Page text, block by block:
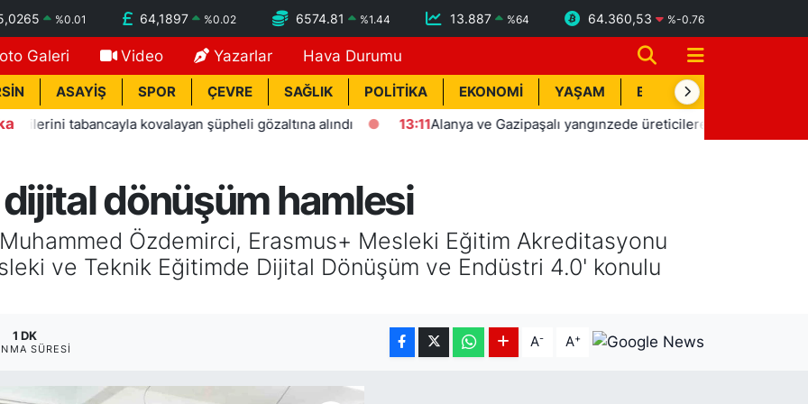
%0.01 64,1897 %0.02 6574.81 %1.44 13.887 %64 64.360,53 %-0.76
Galeri Video Yazarlar Hava Durumu
ASAYİŞ SPOR ÇEVRE SAĞLIK POLİTİKA EKONOMİ YAŞAM BİK İLAN
tabancayla kovalayan şüpheli gözaltına alındı 13:11 Alanya ve Gazipaşalı yangınzede üreticilere sera naylonu desteği
dönüşüm hamlesi
Özdemirci, Erasmus+ Mesleki Eğitim Akreditasyonu
ve Teknik Eğitimde Dijital Dönüşüm ve Endüstri 4.0' konulu
1 DK
SÜRESI A- A+